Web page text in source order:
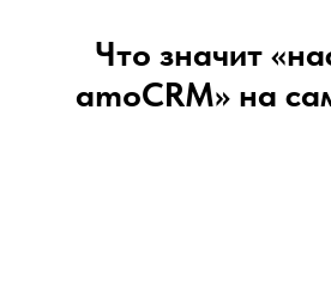
Что значит
amoCRM» на